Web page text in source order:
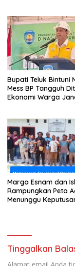
Bupati Teluk Bintuni
Mess BP Tangguh
Ekonomi Warga
Marga Esnam dan
Rampungkan Peta
Menunggu
Tinggalkan